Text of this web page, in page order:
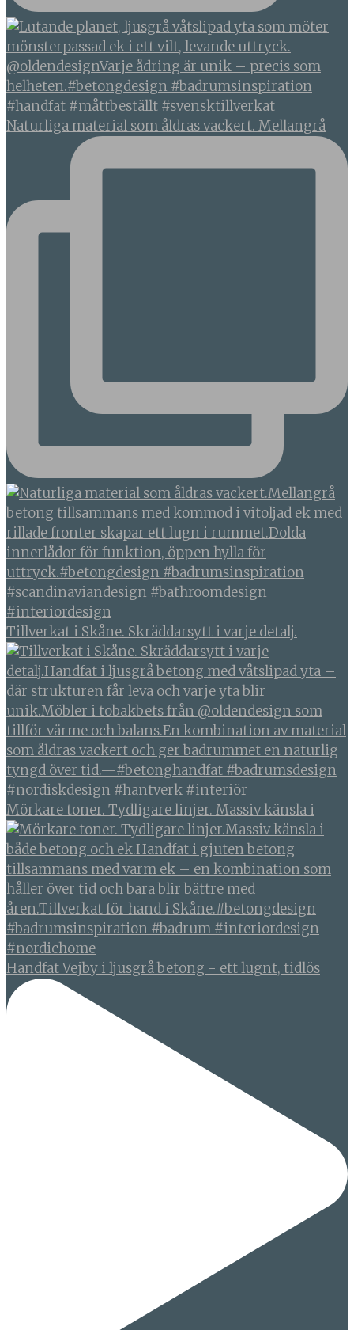
Naturliga material som åldras vackert. Mellangrå
Tillverkat i Skåne. Skräddarsytt i varje detalj.
Mörkare toner. Tydligare linjer. Massiv känsla i
Handfat Vejby i ljusgrå betong - ett lugnt, tidlös